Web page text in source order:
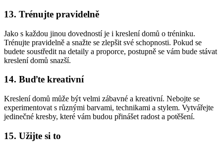
13. Trénujte pravidelně
Jako s každou jinou dovedností je i kreslení domů o tréninku.
Trénujte pravidelně a snažte se zlepšit své schopnosti. Pokud se
budete soustředit na detaily a proporce, postupně se vám bude stávat
kreslení domů snazší.
14. Buďte kreativní
Kreslení domů může být velmi zábavné a kreativní. Nebojte se
experimentovat s různými barvami, technikami a stylem. Vytvářejte
jedinečné kresby, které vám budou přinášet radost a potěšení.
15. Užijte si to